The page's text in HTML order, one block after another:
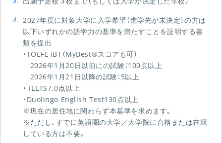
2027年度に対象大学に入学希望（進学先が未決定）の方は
以下いずれかの語学力の基準を満たすことを証明する書
類を提出
・TOEFL iBT（MyBest®スコアも可）
2026年1月20日以前にの試験：100点以上
2026年1月21日以降の試験：5以上
・ IELTS7.0点以上
・Duolingo English Test130点以上
※現在の居住地に関わらず本基準を求めます。
※ただし、すでに英語圏の大学／大学院に合格または在籍
している方は不要。